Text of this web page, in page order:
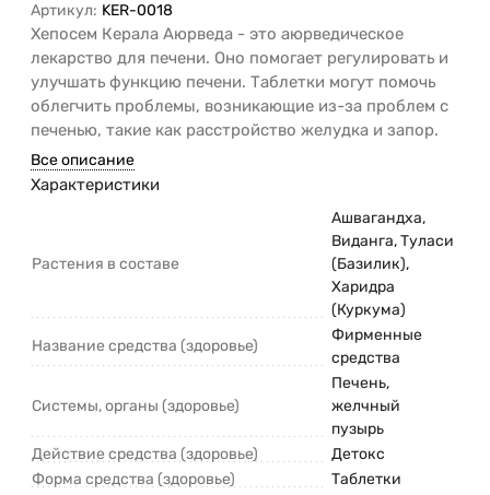
Артикул: KER-0018
Хепосем Керала Аюрведа - это аюрведическое
лекарство для печени. Оно помогает регулировать и
улучшать функцию печени. Таблетки могут помочь
облегчить проблемы, возникающие из-за проблем с
печенью, такие как расстройство желудка и запор.
Все описание
Характеристики
Растения в составе
Ашвагандха,
Виданга, Туласи
(Базилик),
Харидра
(Куркума)
Название средства (здоровье)
Фирменные
средства
Системы, органы (здоровье)
Печень,
желчный
пузырь
Действие средства (здоровье)
Детокс
Форма средства (здоровье)
Таблетки